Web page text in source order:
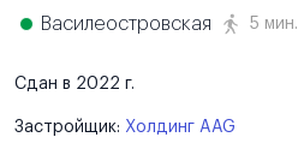
Василеостровская 5 мин.
Сдан в 2022 г.
Застройщик: Холдинг AAG